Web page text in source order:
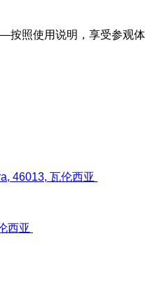
按照使用说明，享受参观体
46013, 瓦伦西亚
西亚